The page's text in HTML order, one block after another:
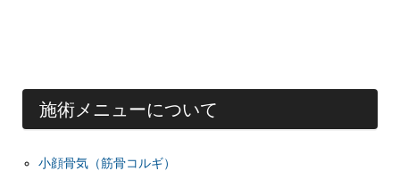
施術メニューについて
小顔骨気（筋骨コルギ）